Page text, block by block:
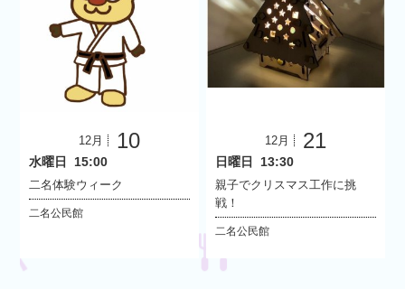
12月 10
水曜日 15:00
二名体験ウィーク
二名公民館
12月 21
日曜日 13:30
親子でクリスマス工作に挑
戦！
二名公民館